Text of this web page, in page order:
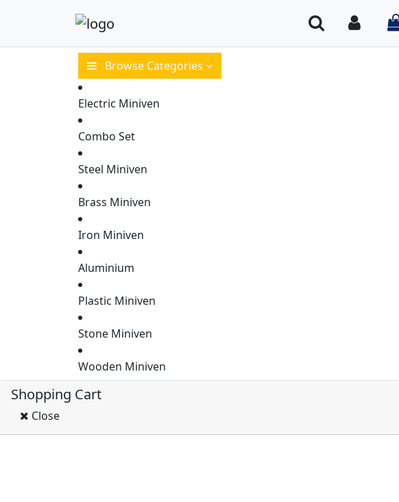
SearchLogin
Browse Categories
Electric Miniven
Combo Set
Steel Miniven
Brass Miniven
Iron Miniven
Aluminium
Plastic Miniven
Stone Miniven
Wooden Miniven
Shopping Cart
Close